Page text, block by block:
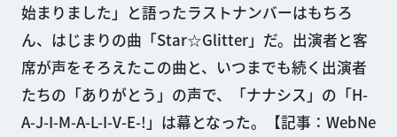
始まりました」と語ったラストナンバーはもちろ
ん、はじまりの曲「Star☆Glitter」だ。出演者と客
席が声をそろえたこの曲と、いつまでも続く出演者
たちの「ありがとう」の声で、「ナナシス」の「H-
A-J-I-M-A-L-I-V-E-!」は幕となった。【記事：WebNe